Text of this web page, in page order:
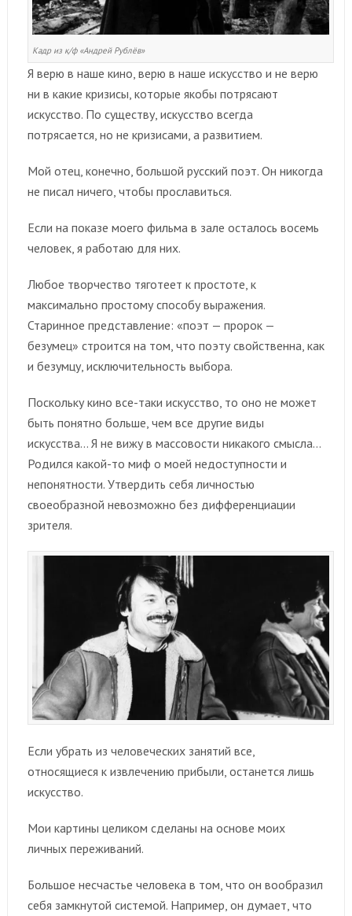
Кадр из к/ф «Андрей Рублёв»
Я верю в наше кино, верю в наше искусство и не верю
ни в какие кризисы, которые якобы потрясают
искусство. По существу, искусство всегда
потрясается, но не кризисами, а развитием.
Мой отец, конечно, большой русский поэт. Он никогда
не писал ничего, чтобы прославиться.
Если на показе моего фильма в зале осталось восемь
человек, я работаю для них.
Любое творчество тяготеет к простоте, к
максимально простому способу выражения.
Старинное представление: «поэт — пророк —
безумец» строится на том, что поэту свойственна, как
и безумцу, исключительность выбора.
Поскольку кино все-таки искусство, то оно не может
быть понятно больше, чем все другие виды
искусства… Я не вижу в массовости никакого смысла…
Родился какой-то миф о моей недоступности и
непонятности. Утвердить себя личностью
своеобразной невозможно без дифференциации
зрителя.
Если убрать из человеческих занятий все,
относящиеся к извлечению прибыли, останется лишь
искусство.
Мои картины целиком сделаны на основе моих
личных переживаний.
Большое несчастье человека в том, что он вообразил
себя замкнутой системой. Например, он думает, что